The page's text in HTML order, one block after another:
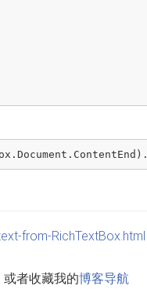
. Document . ContentEnd ).
from-RichTextBox.html
者收藏我的博客导航